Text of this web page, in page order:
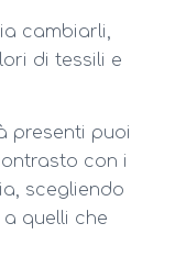
cambiarli,
di tessili e
presenti puoi
con i
scegliendo
quelli che